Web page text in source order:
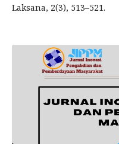
Laksana, 2(3), 513–521.